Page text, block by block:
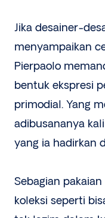
Jika desainer-
menyampaikan
Pierpaolo
bentuk ekspresi
primodial. Yang
adibusananya
yang ia hadirkan
Sebagian
koleksi seperti